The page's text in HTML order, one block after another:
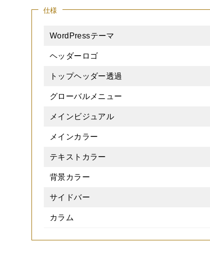
仕様
WordPressテーマ
ヘッダーロゴ
トップヘッダー透過
グローバルメニュー
メインビジュアル
メインカラー
テキストカラー
背景カラー
サイドバー
カラム